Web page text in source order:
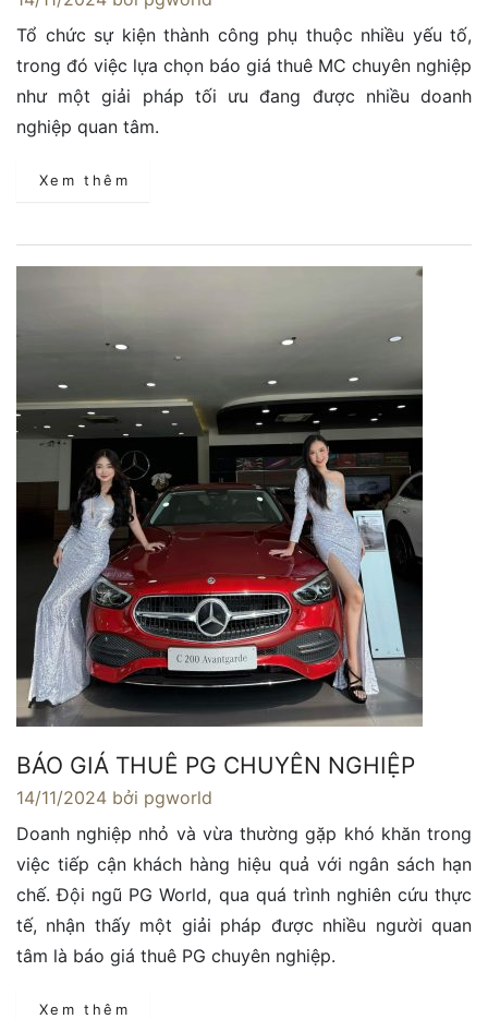
Tổ chức sự kiện thành công phụ thuộc nhiều yếu tố,
trong đó việc lựa chọn báo giá thuê MC chuyên nghiệp
như một giải pháp tối ưu đang được nhiều doanh
nghiệp quan tâm.
Xem thêm
BÁO GIÁ THUÊ PG CHUYÊN NGHIỆP
14/11/2024 bởi pgworld
Doanh nghiệp nhỏ và vừa thường gặp khó khăn trong
việc tiếp cận khách hàng hiệu quả với ngân sách hạn
chế. Đội ngũ PG World, qua quá trình nghiên cứu thực
tế, nhận thấy một giải pháp được nhiều người quan
tâm là báo giá thuê PG chuyên nghiệp.
Xem thêm